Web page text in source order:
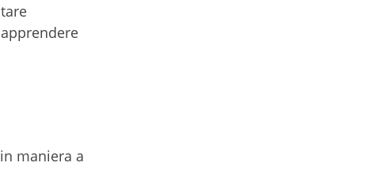
maniera a